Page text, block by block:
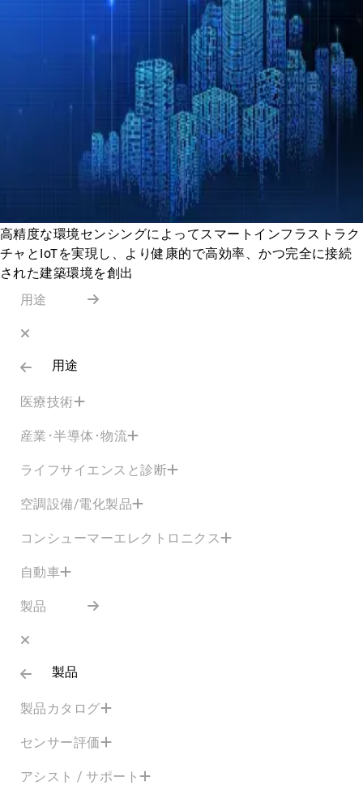
高精度な環境センシングによってスマートインフラストラク
チャとIoTを実現し、より健康的で高効率、かつ完全に接続
された建築環境を創出
用途
用途
医療技術
産業･半導体･物流
ライフサイエンスと診断
空調設備/電化製品
コンシューマーエレクトロニクス
自動車
製品
製品
製品カタログ
センサー評価
アシスト / サポート